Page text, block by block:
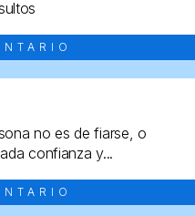
no es de fiarse, o
confianza y...